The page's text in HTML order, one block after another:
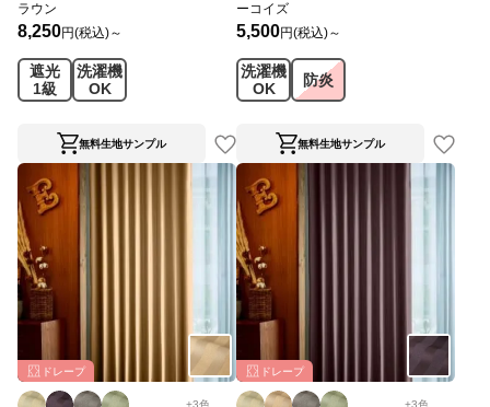
ラウン
8,250円(税込)～
遮光
1級
洗濯機
OK
無料生地サンプル
ーコイズ
5,500円(税込)～
洗濯機
OK
防炎
無料生地サンプル
ドレープ
+3色
ドレープ
+3色